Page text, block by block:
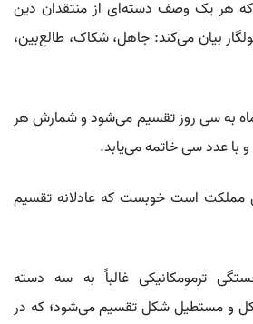
هر یک وصف دسته‌ای از منتقدان دین
بیان می‌کند: جاهل، شکاک، طالع‌بین،
به سی روز تقسیم می‌شود و شمارش هر
با عدد سی خاتمه می‌یابد.
است خوبست که عادلانه تقسیم
ترمومکانیکی غالباً به سه دسته
شکل و مستطیل شکل تقسیم می‌شود؛ که در